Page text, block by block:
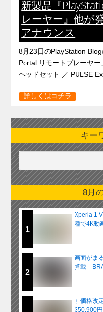
新製品『
レーヤー』他が
アナウンス
8月23日のPlayStation
Portal リモートプレーヤ
ヘッドセット ／ PULSE
詳しくはコチラ
キー
8月
1
Xperia 1
種で4K動
2
画面がま
搭載「
〖価格改
350,900